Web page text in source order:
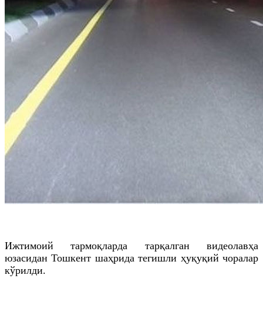
Ижтимоий тармоқларда тарқалган видеолавҳа
юзасидан Тошкент шаҳрида тегишли ҳуқуқий чоралар
кўрилди.